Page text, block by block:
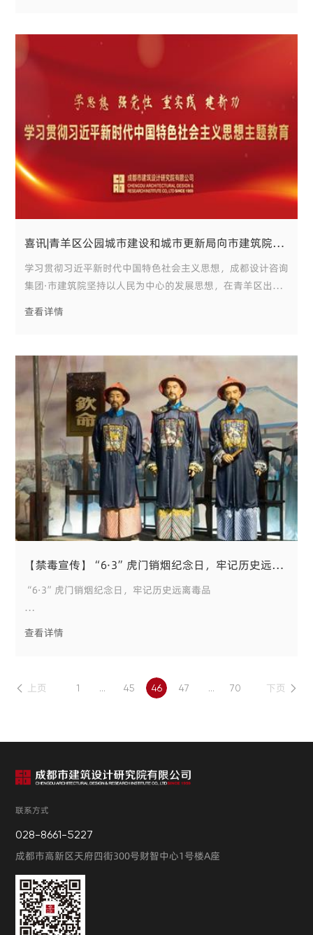
近日，成都市城市有机更新工作领导小组办公室
喜讯|青羊区公园城市建设和城市更新局向市建筑院送来锦旗、感谢信
学习贯彻习近平新时代中国特色社会主义思想，成都设计咨询
集团·市建筑院坚持以人民为中心的发展思想，在青羊区出色
完成“大运营城惠民”建管并举风貌提升项目。 6月7日，成都
市青羊区公园城市建设和城市更新局、成都青羊城乡建设发展
企担当”锦旗和感
查看详情
【禁毒宣传】“6·3”虎门销烟纪念日，牢记历史远离毒品
“6·3”虎门销烟纪念日，牢记历史远离毒品
这是人民英雄纪念碑上序列第一的浮雕，一箱又一箱的烟土被
这一壮举被视为中国近代反侵略的序幕，这块纪念碑，述说的
温这段
查看详情
上页 1 ... 45 46 47 ... 70 下页
联系方式
028-8661-5227
成都市高新区天府四街300号财智中心1号楼A座